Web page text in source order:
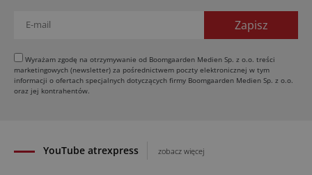
Rzepak hybrydowy: sposób na wyższą rentowność
Europejski przemysł maszyn rolniczych w recesji
01.08.2026
Elektryczne maszyny terenowe: 3 kluczowe trendy
YouTube atrexpress zobacz więcej
Wyrażam zgodę na otrzymywanie od Boomgaarden Medien Sp. z o.o. treści
marketingowych (newsletter) za pośrednictwem poczty elektronicznej w tym
informacji o ofertach specjalnych dotyczących firmy Boomgaarden Medien Sp. z o.o.
oraz jej kontrahentów.